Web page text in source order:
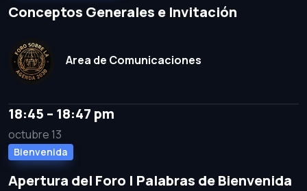
Conceptos Generales e Invitación
Area de Comunicaciones
18:45 – 18:47 pm
octubre 13
Bienvenida
Apertura del Foro | Palabras de Bienvenida